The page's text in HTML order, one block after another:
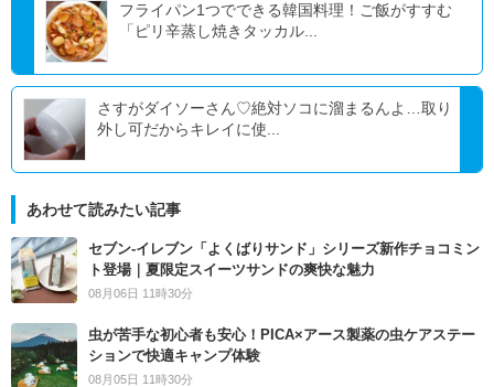
フライパン1つでできる韓国料理！ご飯がすすむ
「ピリ辛蒸し焼きタッカル...
さすがダイソーさん♡絶対ソコに溜まるんよ…取り
外し可だからキレイに使...
あわせて読みたい記事
セブン‐イレブン「よくばりサンド」シリーズ新作チョコミン
ト登場｜夏限定スイーツサンドの爽快な魅力
08月06日 11時30分
虫が苦手な初心者も安心！PICA×アース製薬の虫ケアステー
ションで快適キャンプ体験
08月05日 11時30分